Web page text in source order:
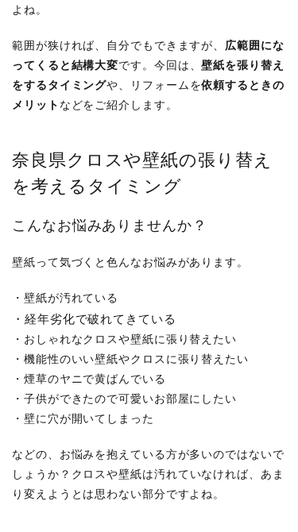
よね。
範囲が狭ければ、自分でもできますが、 広範囲にな
ってくると結構大変です。 今回は、壁紙を張り替え
をするタイミングや、リフォームを依頼するときの
メリット などをご紹介します。
奈良県クロスや壁紙の張り替え
を考えるタイミング
こんなお悩みありませんか？
壁紙って気づくと色んなお悩みがあります。
・壁紙が汚れている
・経年劣化で破れてきている
・おしゃれなクロスや壁紙に張り替えたい
・機能性のいい壁紙やクロスに張り替えたい
・煙草のヤニで黄ばんでいる
・子供ができたので可愛いお部屋にしたい
・壁に穴が開いてしまった
などの、お悩みを抱えている方が多いのではないで
しょうか？ クロスや壁紙は汚れていなければ、あま
り変えようとは思わない部分ですよね。